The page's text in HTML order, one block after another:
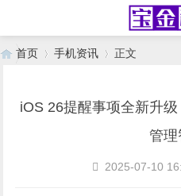
首页 手机资讯 正文
iOS 26提醒事项全新升
管理
2025-07-10